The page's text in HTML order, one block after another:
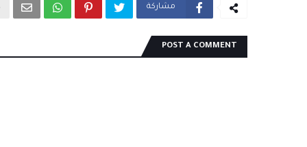
مشاركة
POST A COMMENT